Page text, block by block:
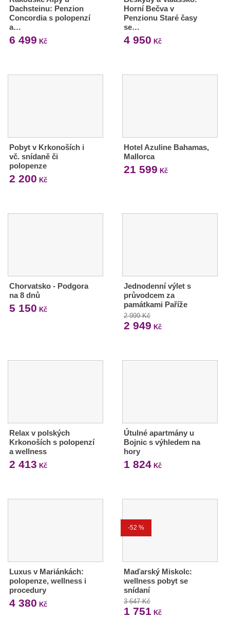
Dachsteinu: Penzion
Concordia s polopenzí
a…
6 499 Kč
Horní Bečva v
Penzionu Staré časy
se…
4 950 Kč
Pobyt v Krkonoších i
vč. snídaně či
polopenze
2 200 Kč
Hotel Azuline Bahamas,
Mallorca
21 599 Kč
Chorvatsko - Podgora
na 8 dnů
5 150 Kč
Jednodenní výlet s
průvodcem za
památkami Paříže
2 999 Kč
2 949 Kč
Relax v polských
Krkonoších s polopenzí
a wellness
2 413 Kč
Útulné apartmány u
Bojnic s výhledem na
hory
1 824Kč
Luxus v Mariánkách:
polopenze, wellness i
procedury
4 380 Kč
-52 %
Maďarský Miskolc:
wellness pobyt se
snídaní
3 647 Kč
1 751 Kč